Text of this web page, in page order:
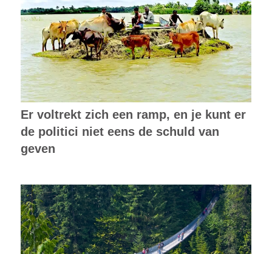
Er voltrekt zich een ramp, en je kunt er
de politici niet eens de schuld van
geven